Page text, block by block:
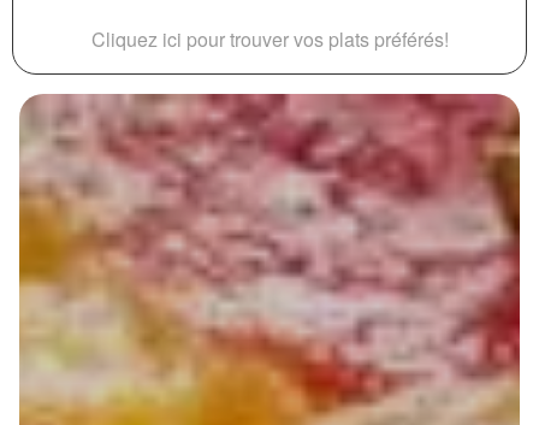
Cliquez ici pour trouver vos plats préférés!